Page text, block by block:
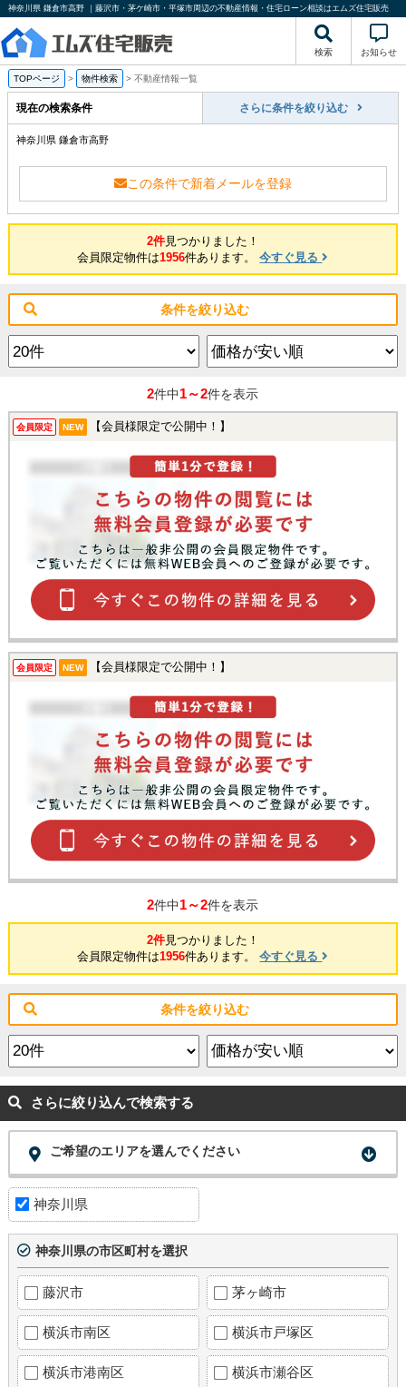
神奈川県 鎌倉市高野 ｜藤沢市・茅ケ崎市・平塚市周辺の不動産情報・住宅ローン相談はエムズ住宅販売
検索 お知らせ
TOPページ > 物件検索 > 不動産情報一覧
現在の検索条件 さらに条件を絞り込む
神奈川県 鎌倉市高野
この条件で新着メールを登録
2件見つかりました！
会員限定物件は1956件あります。今すぐ見る
条件を絞り込む
2件中1～2件を表示
会員限定 NEW 【会員様限定で公開中！】
会員限定 NEW 【会員様限定で公開中！】
2件中1～2件を表示
2件見つかりました！
会員限定物件は1956件あります。今すぐ見る
条件を絞り込む
さらに絞り込んで検索する
ご希望のエリアを選んでください
神奈川県
神奈川県の市区町村を選択
藤沢市 茅ヶ崎市
横浜市南区 横浜市戸塚区
横浜市港南区 横浜市瀬谷区